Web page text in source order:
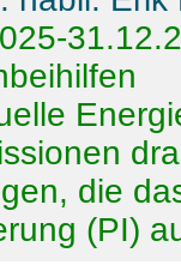
die
(PI)